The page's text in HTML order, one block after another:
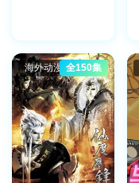
海外动漫 全150集